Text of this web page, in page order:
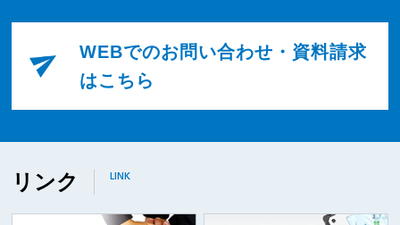
WEBでのお問い合わせ・資料請求
はこちら
リンク LINK